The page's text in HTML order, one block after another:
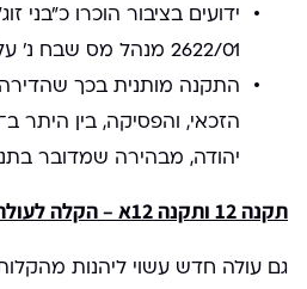
ידועים בציבור הוכרו כ”בני
2622/01 מנהל מס שבח נ' עליזה לבנון.
התקנה מותנית בכך
יהודה, מבהירה שמדובר
תקנה 12 ותקנה 12א – הקלה לעולה חדש
גם עולה חדש עשוי ליהנות